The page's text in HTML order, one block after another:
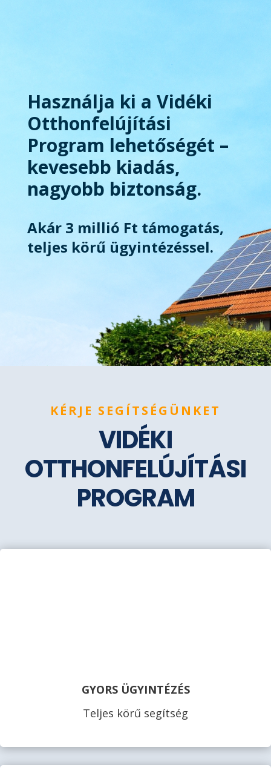
Használja ki a Vidéki
Otthonfelújítási
Program lehetőségét –
kevesebb kiadás,
nagyobb biztonság.
Akár 3 millió Ft támogatás,
teljes körű ügyintézéssel.
KÉRJE SEGÍTSÉGÜNKET
VIDÉKI
OTTHONFELÚJÍTÁSI
PROGRAM
GYORS ÜGYINTÉZÉS
Teljes körű segítség